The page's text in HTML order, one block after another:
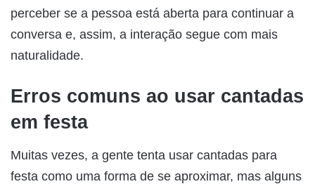
perceber se a pessoa está aberta para continuar a
conversa e, assim, a interação segue com mais
naturalidade.
Erros comuns ao usar cantadas
em festa
Muitas vezes, a gente tenta usar cantadas para
festa como uma forma de se aproximar, mas alguns